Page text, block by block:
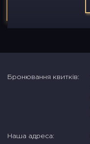
Бронювання квитків:
Наша адреса: